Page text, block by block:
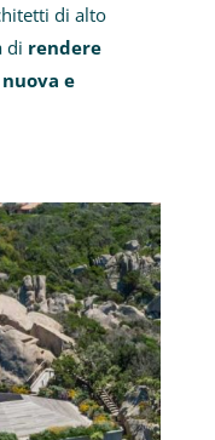
di alto
di rendere
e